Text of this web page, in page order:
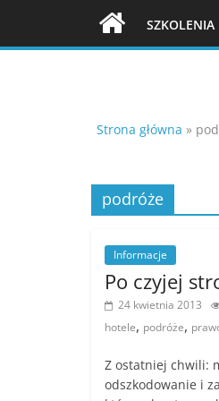
content
SZKOLENIA
Strona główna »
podróże
Informacje
Po czyjej
24 kwietnia 2013
hotele, podróże,
Z ostatniej chwili:
odszkodowanie i